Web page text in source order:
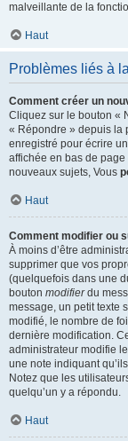
malveillante de la
Haut
Problèmes liés à
Comment créer un
Cliquez sur le bouton «
« Répondre » depuis la
enregistré pour écrire
affichée en bas de
nouveaux sujets, Vous
Haut
Comment modifier ou
À moins d’être
supprimer que vos
(quelquefois dans une
bouton modifierdu
message, un petit texte
modifié, le nombre de
dernière modification.
administrateur modifie
une note indiquant
Notez que les
quelqu’un y a répondu.
Haut